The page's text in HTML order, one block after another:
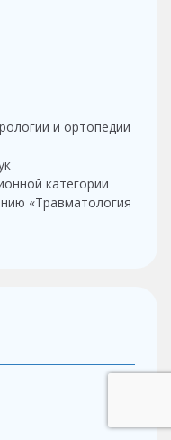
и ортопедии
категории
«Травматология